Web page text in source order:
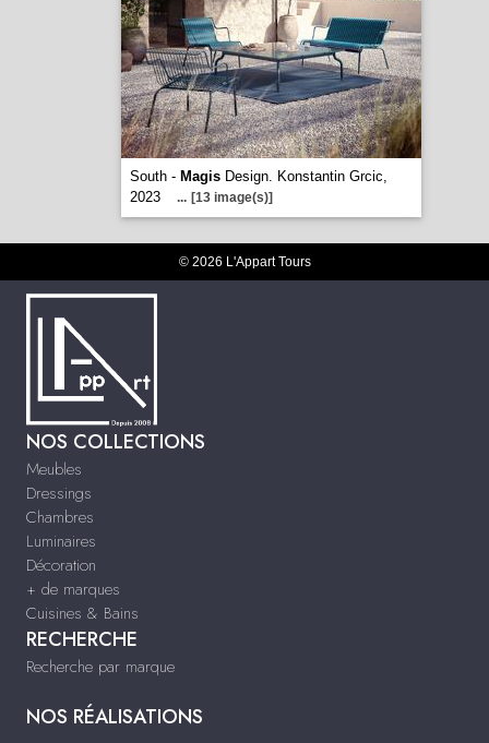
South - MagisDesign. Konstantin Grcic,
2023
... [13 image(s)]
© 2026 L'Appart Tours
NOS COLLECTIONS
Meubles
Dressings
Chambres
Luminaires
Décoration
+ de marques
Cuisines & Bains
RECHERCHE
Recherche par marque
NOS RÉALISATIONS